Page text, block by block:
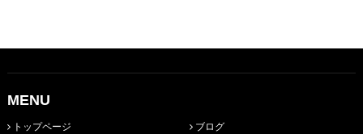
MENU
トップページ ブログ